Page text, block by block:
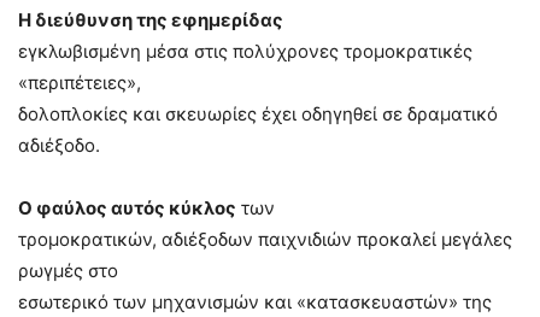
Η διεύθυνση της εφημερίδας
εγκλωβισμένη μέσα στις πολύχρονες τρομοκρατικές
«περιπέτειες»,
δολοπλοκίες και σκευωρίες έχει οδηγηθεί σε δραματικό
αδιέξοδο.
Ο φαύλος αυτός κύκλος των
τρομοκρατικών, αδιέξοδων παιχνιδιών προκαλεί μεγάλες
ρωγμές στο
εσωτερικό των μηχανισμών και «κατασκευαστών» της